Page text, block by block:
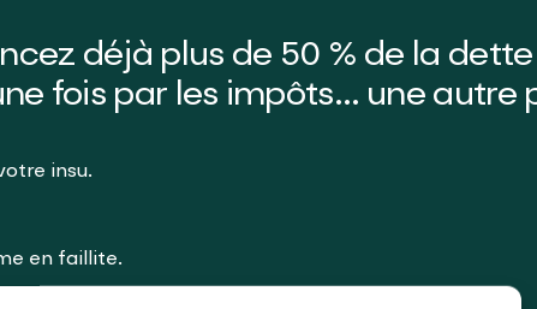
déjà plus de 50 % de la
fois par les impôts… une autre
insu.
en faillite.